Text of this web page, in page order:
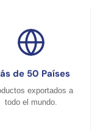
de 50 Países
exportados a
todo el mundo.